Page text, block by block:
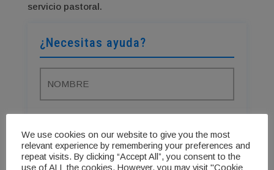
servicio pastoral.
¿Necesitas ayuda?
We use cookies on our website to give you the most
relevant experience by remembering your preferences and
repeat visits. By clicking “Accept All”, you consent to the
use of ALL the cookies. However, you may visit "Cookie